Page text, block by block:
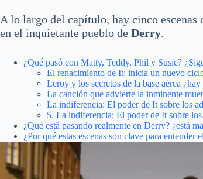
A lo largo del capítulo, hay cinco escenas
en el inquietante pueblo de Derry.
¿Qué pasó con Matty, Teddy, Phil y Susie?
El renacimiento de It: inicia un nuevo
Leroy y los secretos de la base aérea
La canción que advierte la inminente
La indiferencia: El poder de It sobre los
5. La indiferencia: El poder de It sobre
¿Qué está pasando realmente en Derry? ¿está
¿Por qué estas escenas son clave para entender